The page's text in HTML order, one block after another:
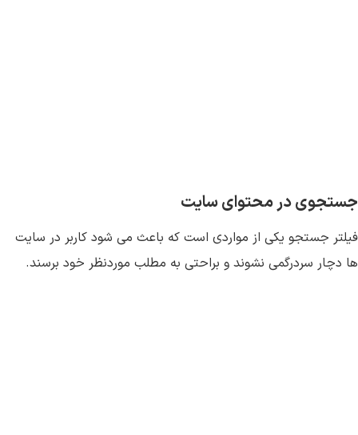
جستجوی در محتوای سایت
فیلتر جستجو یکی از مواردی است که باعث می شود کاربر در سایت
ها دچار سردرگمی نشوند و براحتی به مطلب موردنظر خود برسند.